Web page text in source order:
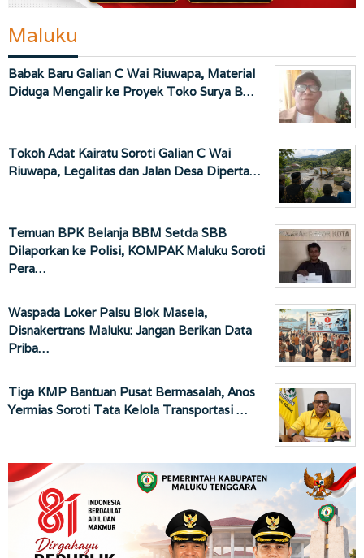
Maluku
Babak Baru Galian C Wai Riuwapa, Material
Diduga Mengalir ke Proyek Toko Surya B…
Tokoh Adat Kairatu Soroti Galian C Wai
Riuwapa, Legalitas dan Jalan Desa Diperta…
Temuan BPK Belanja BBM Setda SBB
Dilaporkan ke Polisi, KOMPAK Maluku Soroti
Pera…
Waspada Loker Palsu Blok Masela,
Disnakertrans Maluku: Jangan Berikan Data
Priba…
Tiga KMP Bantuan Pusat Bermasalah, Anos
Yermias Soroti Tata Kelola Transportasi …